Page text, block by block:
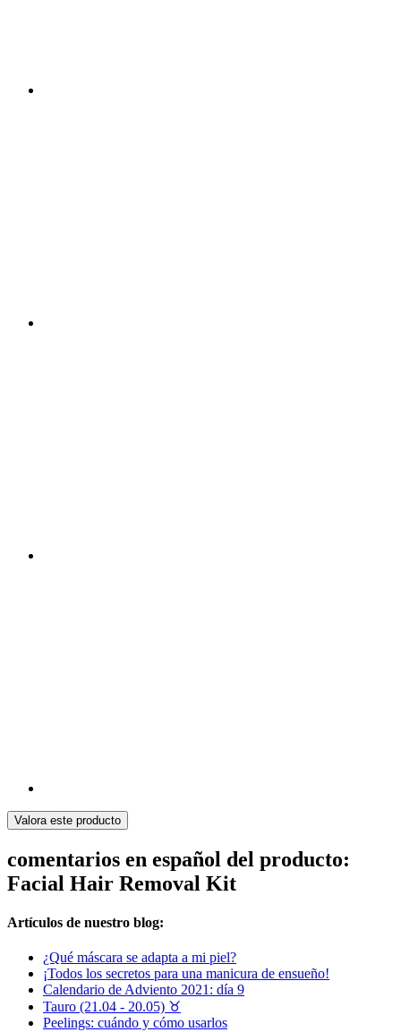
Valora este producto
comentarios en español del producto:
Facial Hair Removal Kit
Artículos de nuestro blog:
¿Qué máscara se adapta a mi piel?
¡Todos los secretos para una manicura de ensueño!
Calendario de Adviento 2021: día 9
Tauro (21.04 - 20.05) ♉︎
Peelings: cuándo y cómo usarlos